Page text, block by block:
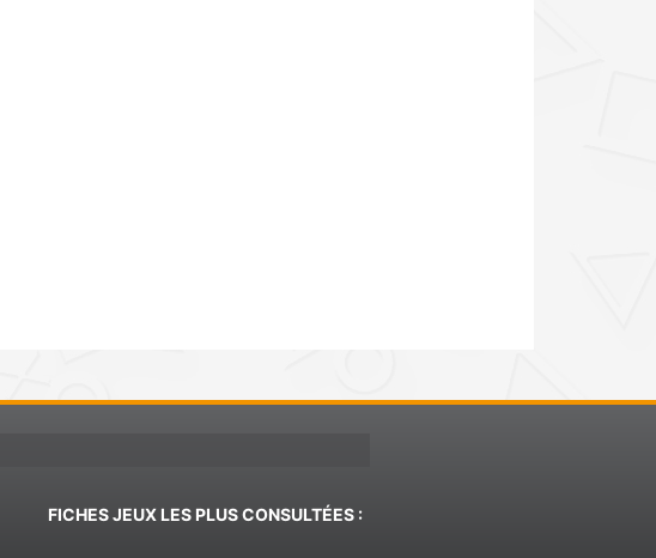
FICHES JEUX LES PLUS CONSULTÉES :